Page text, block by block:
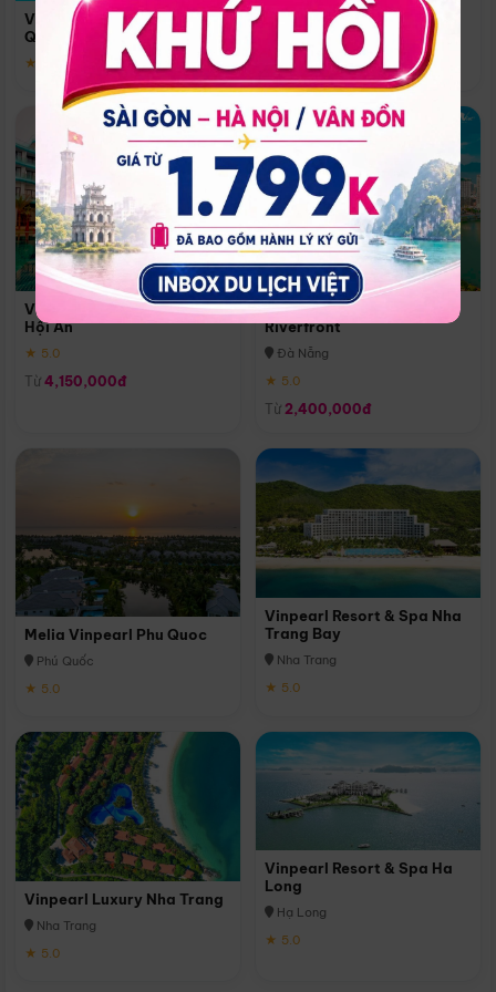
Vinpearl Resort & Spa Phu
Quoc
★ 5.0
Quoc
Phú Quốc
★ 5.0
Vinpearl Resort & Golf Nam
Hội An
★ 5.0
Từ 4,150,000đ
Melia Vinpearl Danang
Riverfront
Đà Nẵng
★ 5.0
Từ 2,400,000đ
Melia Vinpearl Phu Quoc
Phú Quốc
★ 5.0
Vinpearl Resort & Spa Nha
Trang Bay
Nha Trang
★ 5.0
Vinpearl Luxury Nha Trang
Nha Trang
★ 5.0
Vinpearl Resort & Spa Ha
Long
Hạ Long
★ 5.0